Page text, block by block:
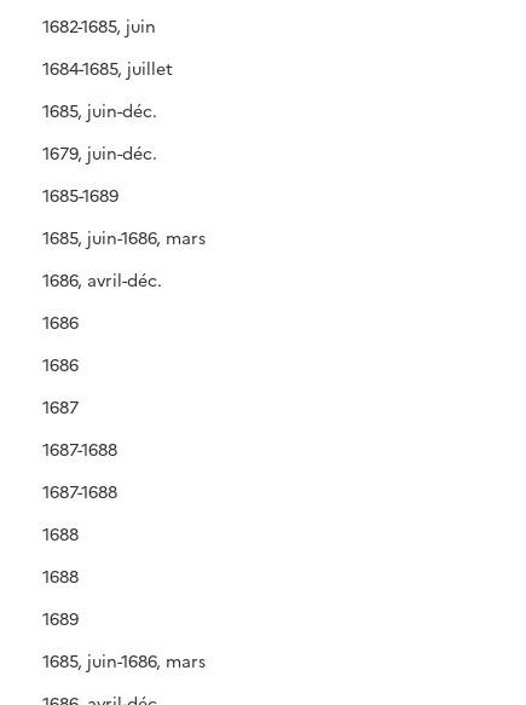
1682-1685, juin
1684-1685, juillet
1685, juin-déc.
1679, juin-déc.
1685-1689
1685, juin-1686, mars
1686, avril-déc.
1686
1686
1687
1687-1688
1687-1688
1688
1688
1689
1685, juin-1686, mars